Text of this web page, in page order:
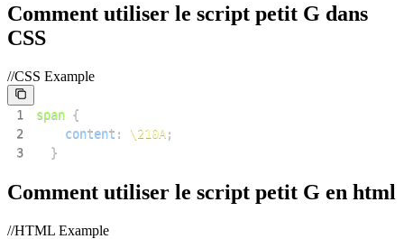
Comment utiliser le script petit G dans
CSS
//CSS Example
1 span {
2
content : \210A;
3
}
Comment utiliser le script petit G en html
//HTML Example